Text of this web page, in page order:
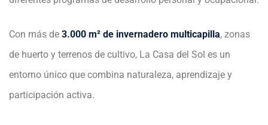
Con más de 3.000 m² de invernadero multicapilla, zonas
de huerto y terrenos de cultivo, La Casa del Sol es un
entorno único que combina naturaleza, aprendizaje y
participación activa.